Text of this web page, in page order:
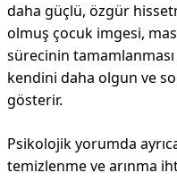
daha güçlü, özgür
olmuş çocuk imgesi,
sürecinin
kendini daha olgun ve
gösterir.
Psikolojik yorumda
temizlenme ve arınma